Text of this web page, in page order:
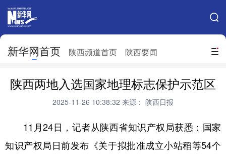
搜索
新华网首页 陕西频道首页 陕西要闻
网站地图
北京 天津 河北 山西
安徽 福建 江西
陕西两地入选国家地理标志保护示范区
2025-11-26 10:38:32 来源： 陕西日报
11月24日，记者从陕西省知识产权局获悉：国家
知识产权局日前发布《关于拟批准成立小站稻等54个